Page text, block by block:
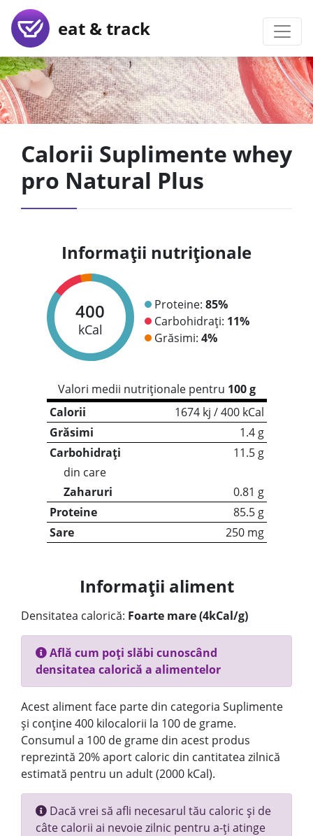
eat & track
Calorii Suplimente whey
pro Natural Plus
Informații nutriționale
400
kCal
Proteine: 85%
Carbohidrați: 11%
Grăsimi: 4%
Valori medii nutriționale pentru 100 g
Calorii
1674 kj / 400 kCal
Grăsimi
1.4 g
Carbohidrați
11.5 g
din care
Zaharuri
0.81 g
Proteine
85.5 g
Sare
250 mg
Informații aliment
Densitatea calorică: Foarte mare (4kCal/g)
Află cum poți slăbi cunoscând
densitatea calorică a alimentelor
Acest aliment face parte din categoria Suplimente
și conține 400 kilocalorii la 100 de grame.
Consumul a 100 de grame din acest produs
reprezintă 20% aport caloric din cantitatea zilnică
estimată pentru un adult (2000 kCal).
Dacă vrei să afli necesarul tău caloric și de
câte calorii ai nevoie zilnic pentru a-ți atinge